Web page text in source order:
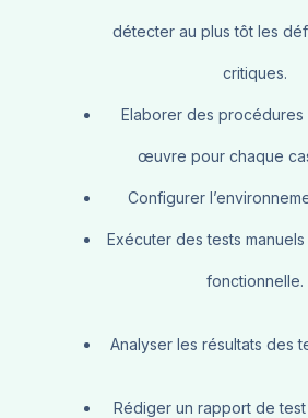
détecter au plus tôt les
critiques.
Elaborer des procédures
œuvre pour chaque
Configurer
Exécuter des tests
fonctionnelle.
Analyser les résultats des
Rédiger un rapport de